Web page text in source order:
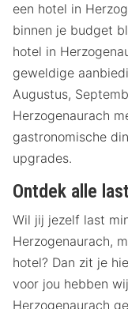
een hotel in
binnen je budget
hotel in
geweldige
Augustus,
Herzogenaurach
gastronomische
upgrades.
Ontdek alle
Wil jij jezelf last
Herzogenaurach,
hotel? Dan zit je
voor jou hebben
Herzogenaurach